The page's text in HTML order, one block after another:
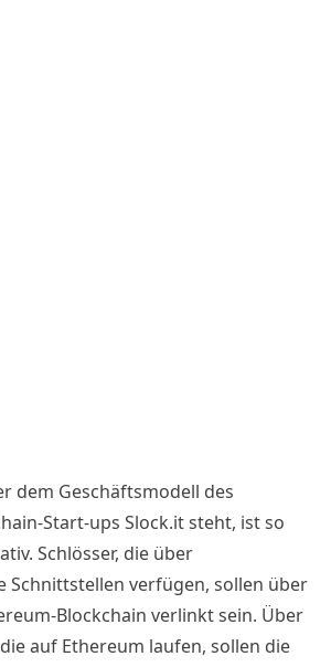
dem Geschäftsmodell des
Start-ups Slock.it steht, ist so
Schlösser, die über
Schnittstellen verfügen, sollen über
Blockchain verlinkt sein. Über
auf Ethereum laufen, sollen die